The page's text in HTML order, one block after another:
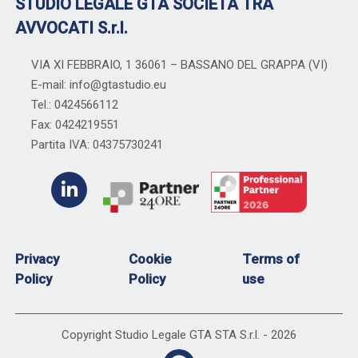
STUDIO LEGALE GTA SOCIETÀ TRA
AVVOCATI S.r.l.
VIA XI FEBBRAIO, 1 36061 – BASSANO DEL GRAPPA (VI)
E-mail: info@gtastudio.eu
Tel.: 0424566112
Fax: 0424219551
Partita IVA: 04375730241
Privacy
Policy
Cookie
Policy
Terms of
use
Copyright Studio Legale GTA STA S.r.l. - 2026